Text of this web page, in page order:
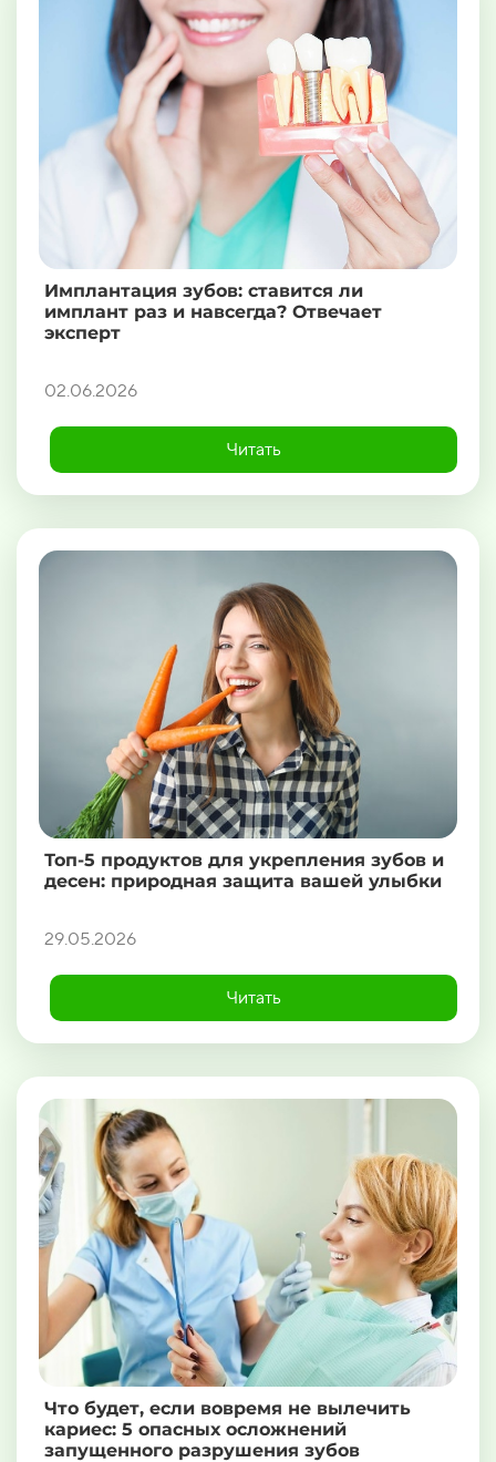
Имплантация зубов: ставится ли
имплант раз и навсегда? Отвечает
эксперт
02.06.2026
Читать
Топ-5 продуктов для укрепления зубов и
десен: природная защита вашей улыбки
29.05.2026
Читать
Что будет, если вовремя не вылечить
кариес: 5 опасных осложнений
запущенного разрушения зубов